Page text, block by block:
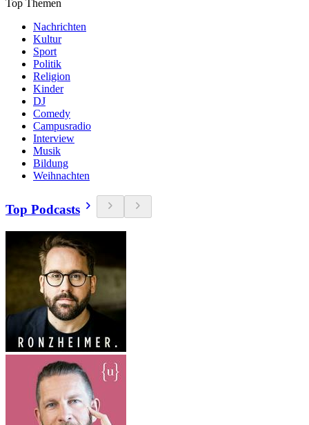
Top Themen
Nachrichten
Kultur
Sport
Politik
Religion
Kinder
DJ
Comedy
Campusradio
Interview
Musik
Bildung
Weihnachten
Top Podcasts